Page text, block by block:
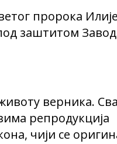
пророка
заштитом
верника.
репродукција
чији се